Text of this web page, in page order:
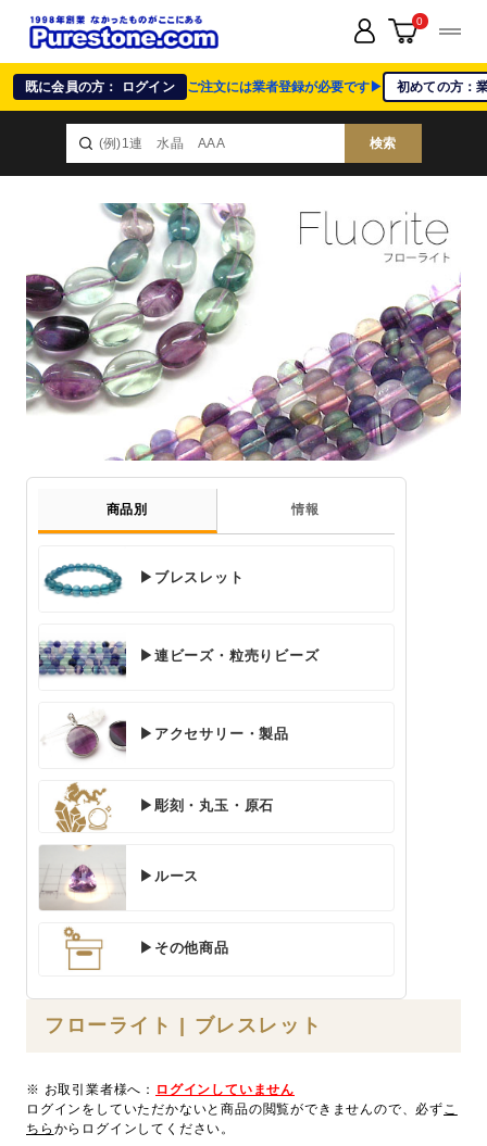
既に会員の方： ログイン ご注文には業者登録が必要です▶ 初めての方：
検索
0
商品別 情報
▶ブレスレット
▶連ビーズ・粒売りビーズ
▶アクセサリー・製品
▶彫刻・丸玉・原石
▶ルース
▶その他商品
フローライト | ブレスレット
※ お取引業者様へ： ログインしていません
ログインをしていただかないと商品の閲覧ができませんので、必ず こ
ちら からログインしてください。